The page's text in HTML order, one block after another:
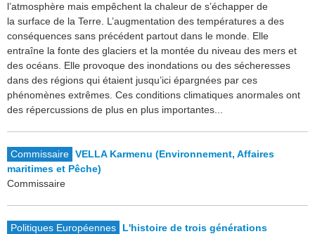
l’atmosphère mais empêchent la chaleur de s’échapper de
la surface de la Terre. L’augmentation des températures a des
conséquences sans précédent partout dans le monde. Elle
entraîne la fonte des glaciers et la montée du niveau des mers et
des océans. Elle provoque des inondations ou des sécheresses
dans des régions qui étaient jusqu’ici épargnées par ces
phénomènes extrêmes. Ces conditions climatiques anormales ont
des répercussions de plus en plus importantes...
Commissaire VELLA Karmenu (Environnement, Affaires
maritimes et Pêche)
Commissaire
Politiques Européennes
L'histoire de trois générations